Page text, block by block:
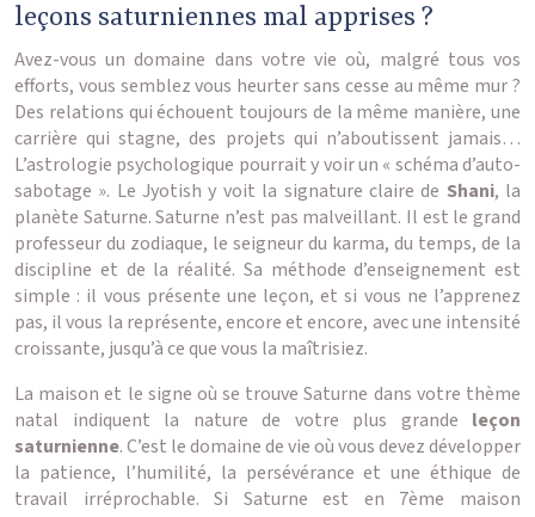
leçons saturniennes mal apprises ?
Avez-vous un domaine dans votre vie où, malgré tous vos
efforts, vous semblez vous heurter sans cesse au même mur ?
Des relations qui échouent toujours de la même manière, une
carrière qui stagne, des projets qui n’aboutissent jamais…
L’astrologie psychologique pourrait y voir un « schéma d’auto-
sabotage ». Le Jyotish y voit la signature claire de Shani, la
planète Saturne. Saturne n’est pas malveillant. Il est le grand
professeur du zodiaque, le seigneur du karma, du temps, de la
discipline et de la réalité. Sa méthode d’enseignement est
simple : il vous présente une leçon, et si vous ne l’apprenez
pas, il vous la représente, encore et encore, avec une intensité
croissante, jusqu’à ce que vous la maîtrisiez.
La maison et le signe où se trouve Saturne dans votre thème
natal indiquent la nature de votre plus grande leçon
saturnienne. C’est le domaine de vie où vous devez développer
la patience, l’humilité, la persévérance et une éthique de
travail irréprochable. Si Saturne est en 7ème maison